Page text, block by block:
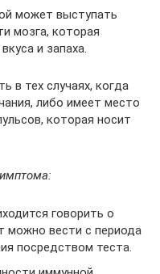
может выступать
мозга, которая
и запаха.
в тех случаях, когда
либо имеет место
которая носит
говорить о
можно вести с периода
посредством теста.